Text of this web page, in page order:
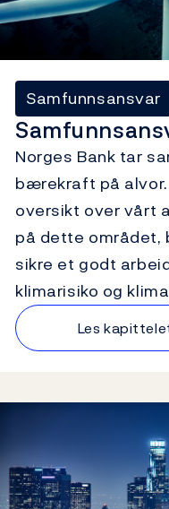
Samfunnsansvar
Norges Bank tar
bærekraft på
oversikt over vårt
på dette området,
sikre et godt
klimarisiko og
Les